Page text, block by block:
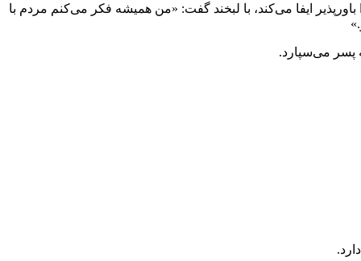
ایفا می‌کند، با لبخند گفت: «من همیشه فکر می‌کنم مردم با
پسر می‌سپارد.